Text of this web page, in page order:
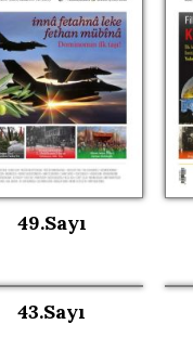
49.Sayı
43.Sayı